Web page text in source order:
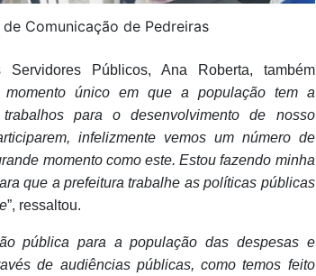
Comunicação de Pedreiras
Públicos, Ana Roberta, também
único em que a população tem a
para o desenvolvimento de nosso
infelizmente vemos um número de
momento como este. Estou fazendo minha
que a prefeitura trabalhe as políticas públicas
”, ressaltou.
pública para a população das despesas e
de audiências públicas, como temos feito